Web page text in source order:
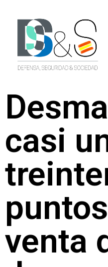
casi
venta